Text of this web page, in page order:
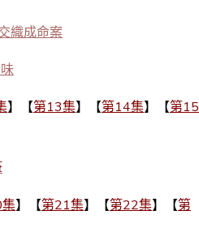
織成命案
】【第13集】【第14集】【第15
】【第21集】【第22集】【第